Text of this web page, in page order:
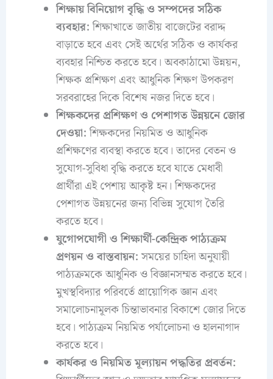
শিক্ষায় বিনিয়োগ বৃদ্ধি ও সম্পদের সঠিক
ব্যবহার: শিক্ষাখাতে জাতীয় বাজেটের বরাদ্দ
বাড়াতে হবে এবং সেই অর্থের সঠিক ও কার্যকর
ব্যবহার নিশ্চিত করতে হবে। অবকাঠামো উন্নয়ন,
শিক্ষক প্রশিক্ষণ এবং আধুনিক শিক্ষণ উপকরণ
সরবরাহের দিকে বিশেষ নজর দিতে হবে।
শিক্ষকদের প্রশিক্ষণ ও পেশাগত উন্নয়নে জোর
দেওয়া: শিক্ষকদের নিয়মিত ও আধুনিক
প্রশিক্ষণের ব্যবস্থা করতে হবে। তাদের বেতন ও
সুযোগ-সুবিধা বৃদ্ধি করতে হবে যাতে মেধাবী
প্রার্থীরা এই পেশায় আকৃষ্ট হন। শিক্ষকদের
পেশাগত উন্নয়নের জন্য বিভিন্ন সুযোগ তৈরি
করতে হবে।
যুগোপযোগী ও শিক্ষার্থী-কেন্দ্রিক পাঠ্যক্রম
প্রণয়ন ও বাস্তবায়ন: সময়ের চাহিদা অনুযায়ী
পাঠ্যক্রমকে আধুনিক ও বিজ্ঞানসম্মত করতে হবে।
মুখস্থবিদ্যার পরিবর্তে প্রায়োগিক জ্ঞান এবং
সমালোচনামূলক চিন্তাভাবনার বিকাশে জোর দিতে
হবে। পাঠ্যক্রম নিয়মিত পর্যালোচনা ও হালনাগাদ
করতে হবে।
কার্যকর ও নিয়মিত মূল্যায়ন পদ্ধতির প্রবর্তন: